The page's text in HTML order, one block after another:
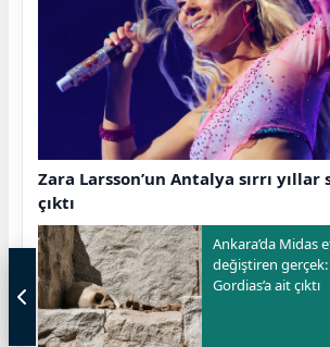
Zara Larsson’un Antalya sırrı
çıktı
Ankara’da Midas
değiştiren
Gordias’a ait çıktı